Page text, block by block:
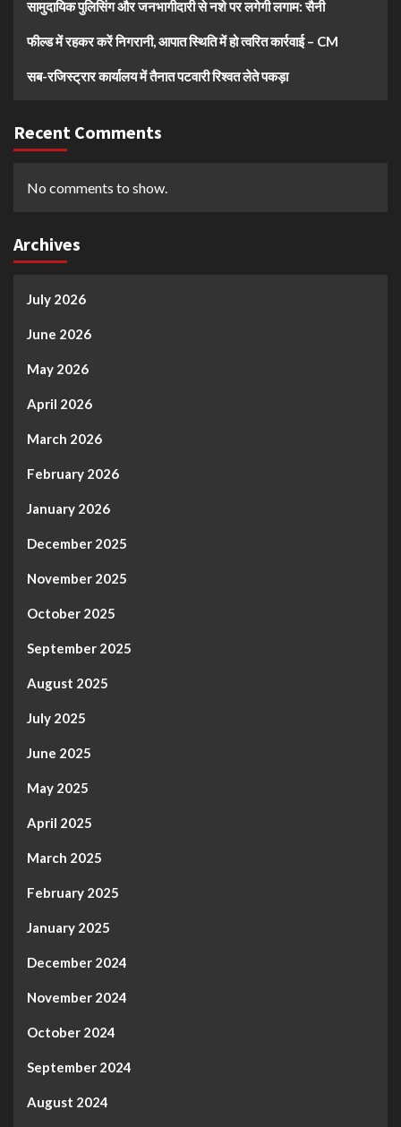
सामुदायिक पुलिसिंग और जनभागीदारी से नशे पर लगेगी लगाम: सैनी
फील्ड में रहकर करें निगरानी, आपात स्थिति में हो त्वरित कार्रवाई – CM
सब-रजिस्ट्रार कार्यालय में तैनात पटवारी रिश्वत लेते पकड़ा
Recent Comments
No comments to show.
Archives
July 2026
June 2026
May 2026
April 2026
March 2026
February 2026
January 2026
December 2025
November 2025
October 2025
September 2025
August 2025
July 2025
June 2025
May 2025
April 2025
March 2025
February 2025
January 2025
December 2024
November 2024
October 2024
September 2024
August 2024